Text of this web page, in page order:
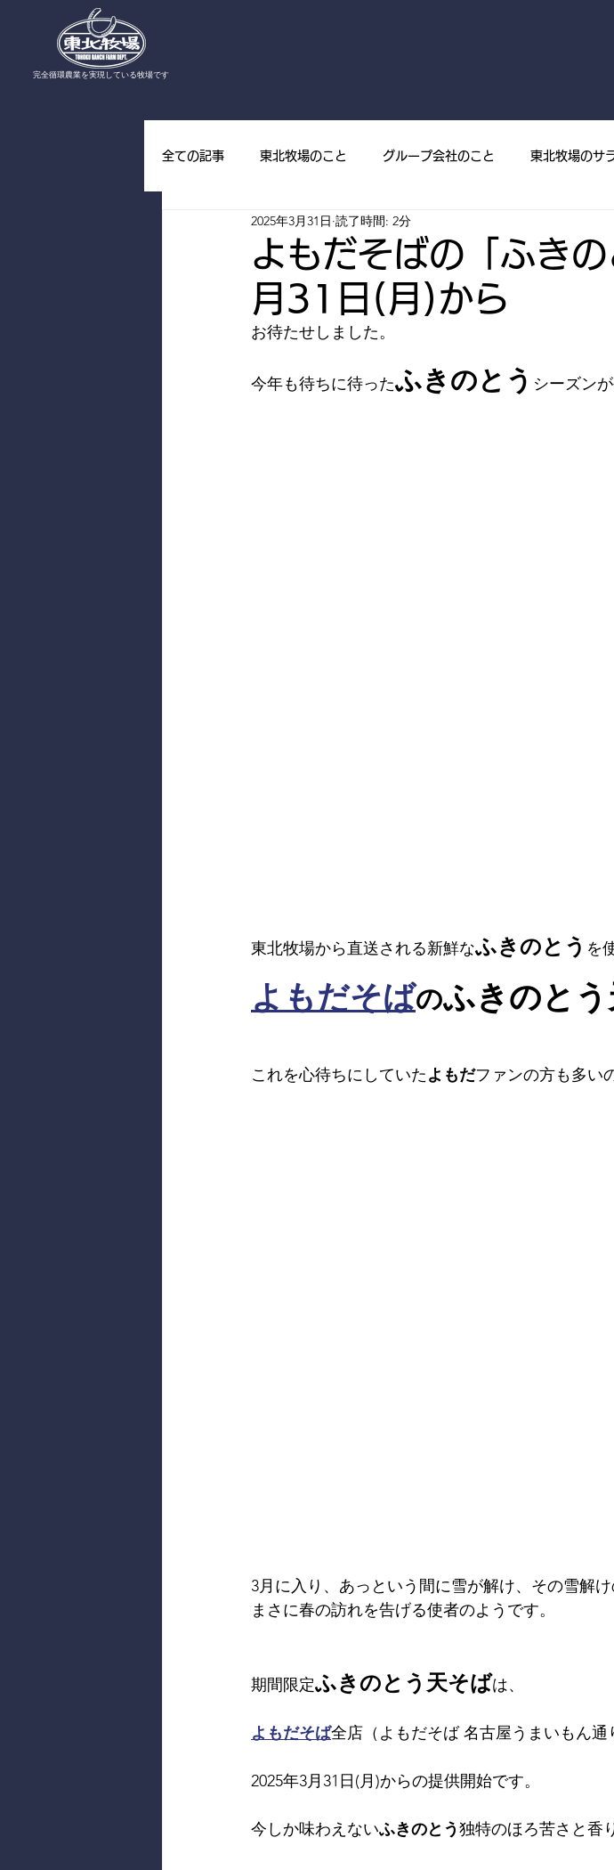
​完全循環農業を実現している牧場です
全ての記事 東北牧場のこと グループ会社のこと 東北牧場のサ
東北牧場の野草 東北牧場の山菜
よもだそばの「ふき
月31日(月)から
2025年3月31日 読了時間: 2分
お待たせしました。
今年も待ちに待ったふきのとう シーズン
東北牧場から直送される新鮮なふきのとう を
よもだそばのふきのと
これを心待ちにしていたよもだファンの方も多い
3月に入り、あっという間に雪が解け、その雪解
まさに春の訪れを告げる使者のようです。
期間限定ふきのとう天そばは、
よもだそば全店（よもだそば 名古屋うまいもん通
2025年3月31日(月)からの提供開始です。
今しか味わえないふきのとう独特のほろ苦さと香